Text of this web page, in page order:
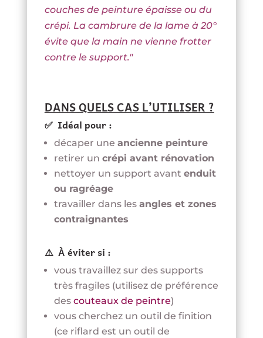
couches de peinture épaisse ou du
crépi. La cambrure de la lame à 20°
évite que la main ne vienne frotter
contre le support."
DANS QUELS CAS L’UTILISER ?
✅ Idéal pour :
décaper une ancienne peinture
retirer un crépi avant rénovation
nettoyer un support avant enduit
ou ragréage
travailler dans les angles et zones
contraignantes
⚠️ À éviter si :
vous travaillez sur des supports
très fragiles (utilisez de préférence
des couteaux de peintre)
vous cherchez un outil de finition
(ce riflard est un outil de